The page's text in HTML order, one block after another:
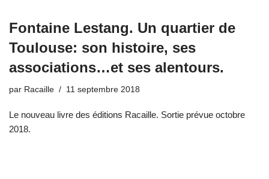
Fontaine Lestang. Un quartier de
Toulouse: son histoire, ses
associations…et ses alentours.
par Racaille 11 septembre 2018
Le nouveau livre des éditions Racaille. Sortie prévue octobre
2018.